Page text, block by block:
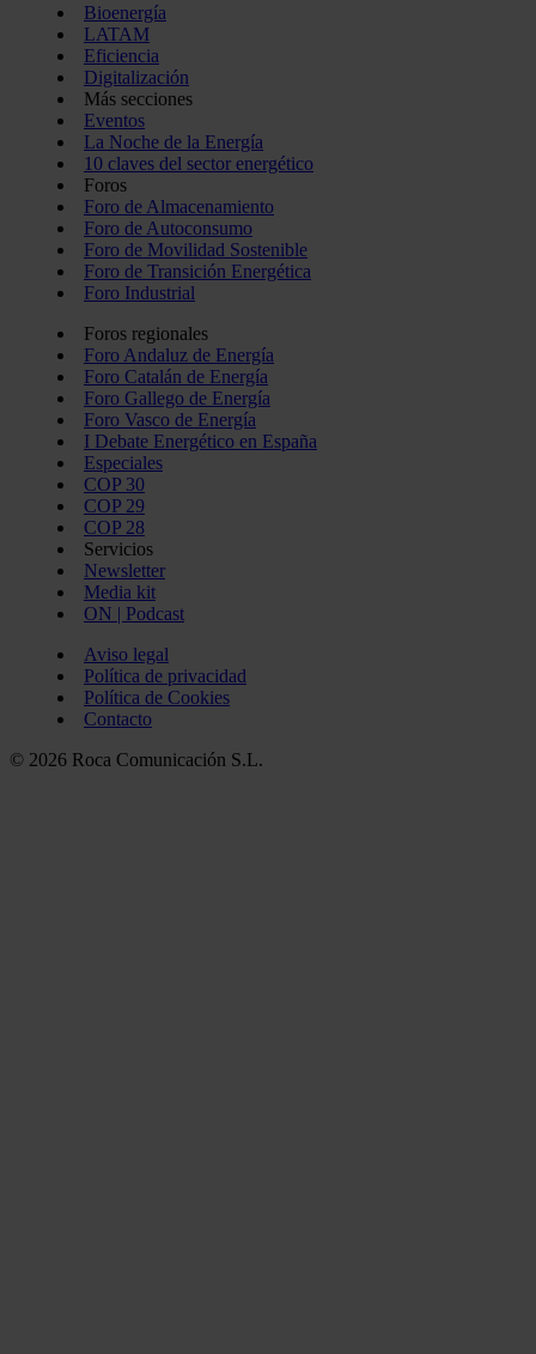
Bioenergía
LATAM
Eficiencia
Digitalización
Más secciones
Eventos
La Noche de la Energía
10 claves del sector energético
Foros
Foro de Almacenamiento
Foro de Autoconsumo
Foro de Movilidad Sostenible
Foro de Transición Energética
Foro Industrial
Foros regionales
Foro Andaluz de Energía
Foro Catalán de Energía
Foro Gallego de Energía
Foro Vasco de Energía
I Debate Energético en España
Especiales
COP 30
COP 29
COP 28
Servicios
Newsletter
Media kit
ON | Podcast
Aviso legal
Política de privacidad
Política de Cookies
Contacto
© 2026 Roca Comunicación S.L.